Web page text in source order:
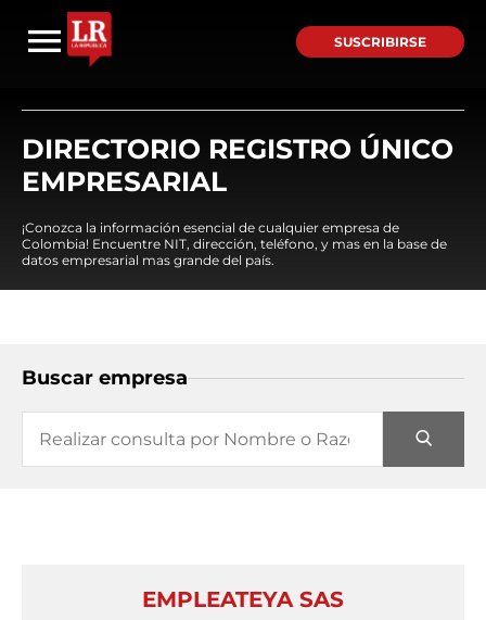
SUSCRIBIRSE
DIRECTORIO REGISTRO ÚNICO
EMPRESARIAL
¡Conozca la información esencial de cualquier empresa de
Colombia! Encuentre NIT, dirección, teléfono, y mas en la base de
datos empresarial mas grande del país.
Buscar empresa
EMPLEATEYA SAS